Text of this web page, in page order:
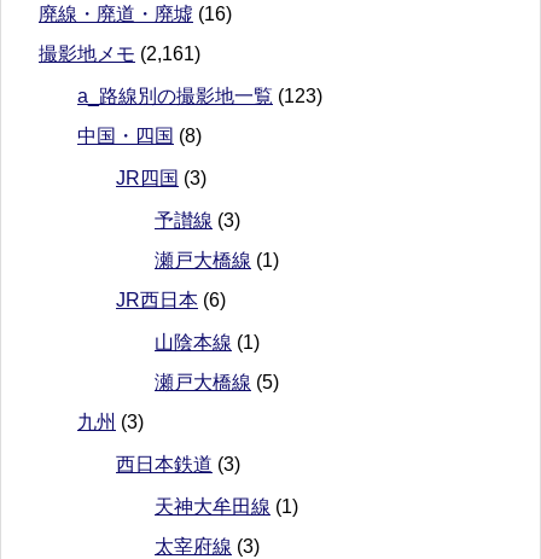
廃線・廃道・廃墟 (16)
撮影地メモ (2,161)
a_路線別の撮影地一覧 (123)
中国・四国 (8)
JR四国 (3)
予讃線 (3)
瀬戸大橋線 (1)
JR西日本 (6)
山陰本線 (1)
瀬戸大橋線 (5)
九州 (3)
西日本鉄道 (3)
天神大牟田線 (1)
太宰府線 (3)